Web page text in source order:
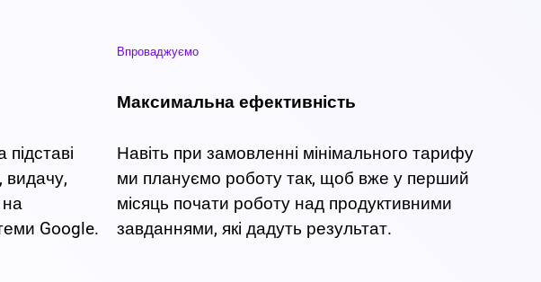
видачу,
на
Google.
Впроваджуємо
Максимальна ефективність
Навіть при замовленні мінімального тарифу
ми плануємо роботу так, щоб вже у перший
місяць почати роботу над продуктивними
завданнями, які дадуть результат.